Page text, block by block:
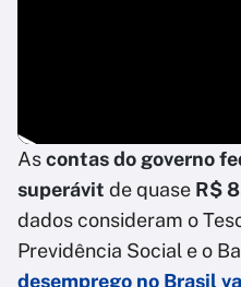
Ascontas do governo
superávit de quase R$
dados consideram o
Previdência Social e o
desemprego no Brasil